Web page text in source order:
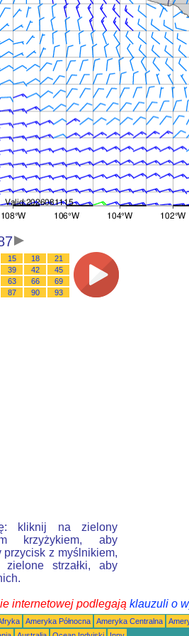
15 18
21
39 42
45
63 66
69
87 90 93
kliknij na zielony
krzyżykiem, aby
z myślnikiem,
strzałki, aby
internetowej podlegają klauzuli o
Ameryka Północna Ameryka Centralna